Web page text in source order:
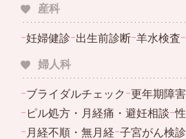
産科
ｰ妊婦健診ｰ出生前診断ｰ羊水検査ｰ
婦人科
ｰブライダルチェック ｰ更年期障害
ｰ ピル処方・月経痛・避妊相談ｰ
ｰ 月経不順・無月経ｰ子宮がん検